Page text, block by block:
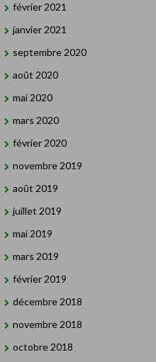
février 2021
janvier 2021
septembre 2020
août 2020
mai 2020
mars 2020
février 2020
novembre 2019
août 2019
juillet 2019
mai 2019
mars 2019
février 2019
décembre 2018
novembre 2018
octobre 2018